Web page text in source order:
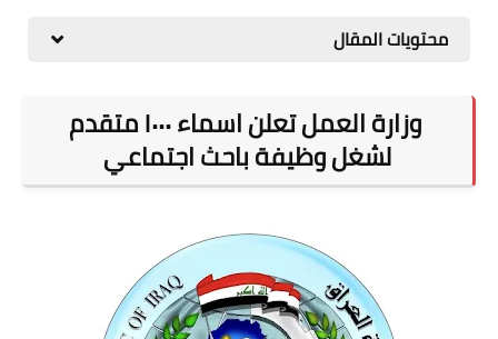
محتويات المقال
وزارة العمل تعلن اسماء ١٠٠٠ متقدم
لشغل وظيفة باحث اجتماعي